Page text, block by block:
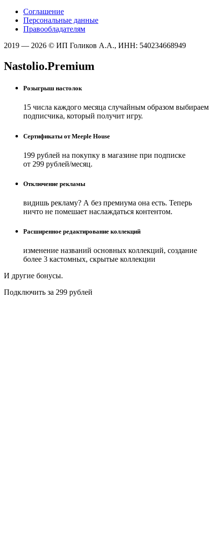
Соглашение
Персональные данные
Правообладателям
2019 — 2026 © ИП Голиков А.А., ИНН: 540234668949
Nastolio.Premium
Розыгрыш настолок
15 числа каждого месяца случайным образом выбираем
подписчика, который получит игру.
Сертификаты от Meeple House
199 рублей на покупку в магазине при подписке
от 299 рублей/месяц.
Отключение рекламы
видишь рекламу? А без премиума она есть. Теперь
ничто не помешает наслаждаться контентом.
Расширенное редактирование коллекций
изменение названий основных коллекций, создание
более 3 кастомных, скрытые коллекции
И другие бонусы.
Подключить за 299 рублей